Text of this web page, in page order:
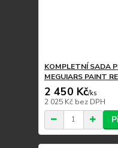
KOMPLETNÍ SADA
MEGUIARS PAINT
2 450 Kč/ks
2 025 Kč bez DPH